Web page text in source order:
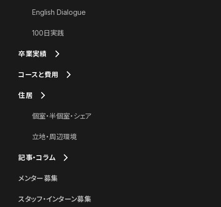
English Dialogue
100日実践
卒業実績
コースと費用
住居
個室・半個室・シェア
立地・周辺環境
記事・コラム
メンター募集
スタッフ・インターン募集